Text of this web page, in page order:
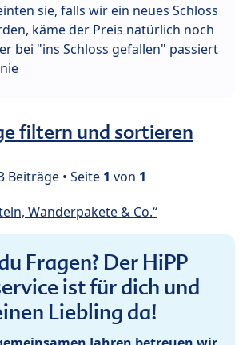
sie, falls wir ein neues Schloss
käme der Preis natürlich noch
bei "ins Schloss gefallen" passiert
filtern und sortieren
Beiträge • Seite 1 von 1
Wanderpakete & Co.“
Fragen? Der HiPP
ist für dich und
Liebling da!